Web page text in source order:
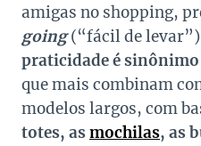
amigas no shopping,
going(“fácil de
praticidade é sinônimo
que mais combinam
modelos largos, com
totes, as mochilas, as